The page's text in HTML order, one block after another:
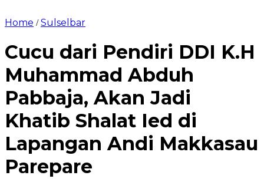
Home /Sulselbar
Cucu dari Pendiri DDI K.H
Muhammad Abduh
Pabbaja, Akan Jadi
Khatib Shalat Ied di
Lapangan Andi Makkasau
Parepare